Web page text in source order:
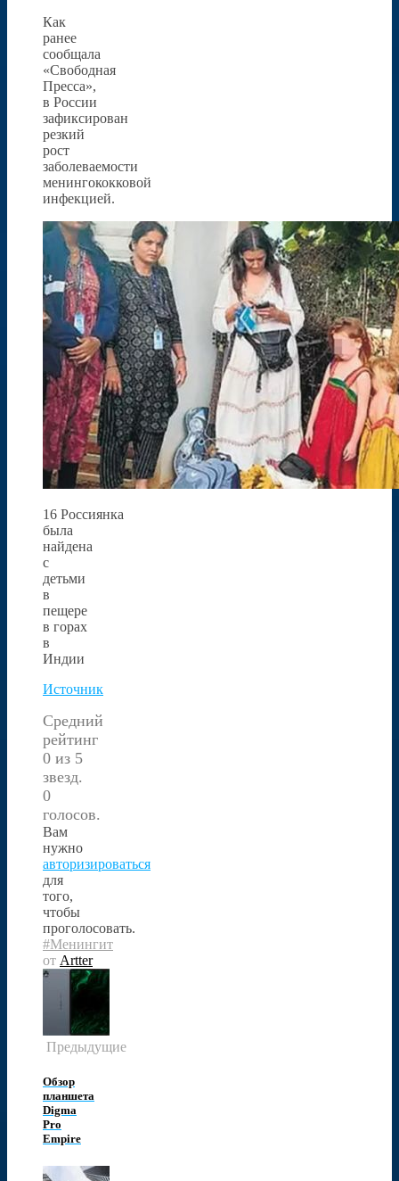
Как
ранее
сообщала
«Свободная
Пресса»,
в России
зафиксирован
резкий
рост
заболеваемости
менингококковой
инфекцией.
16 Россиянка
была
найдена
с
детьми
в
пещере
в горах
в
Индии
Источник
Средний
рейтинг
0 из 5
звезд.
0
голосов.
Вам
нужно
авторизироваться
для
того,
чтобы
проголосовать.
#Менингит
от Artter
Предыдущие
Обзор
планшета
Digma
Pro
Empire